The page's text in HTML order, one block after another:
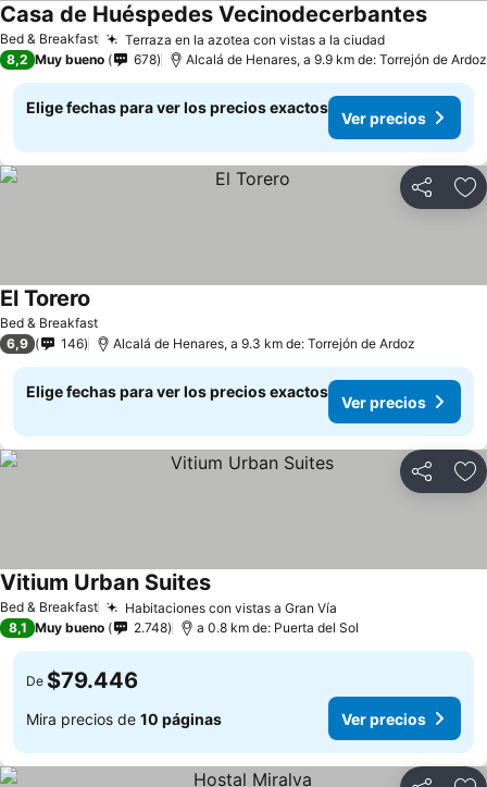
Bed & Breakfast Terraza en la azotea con vistas a la ciudadVer precios
Casa de Huéspedes VecinodecerbantesVer
8,2 Muy bueno 678 Alcalá de Henares, a 9.9 km de: Torrejón de Ardoz
Elige fechas para ver los precios exactos
Ver precios
Compartir
Bed & Breakfast
El Torero
6,9 146 Alcalá de Henares, a 9.3 km de: Torrejón de Ardoz
Elige fechas para ver los precios exactos
Ver precios
Compartir
Bed & Breakfast Habitaciones con vistas a Gran Vía
Vitium Urban SuitesVer precios
8,1 Muy bueno 2.748 a 0.8 km de: Puerta del Sol
De $79.446
Mira precios de 10 páginas Ver precios